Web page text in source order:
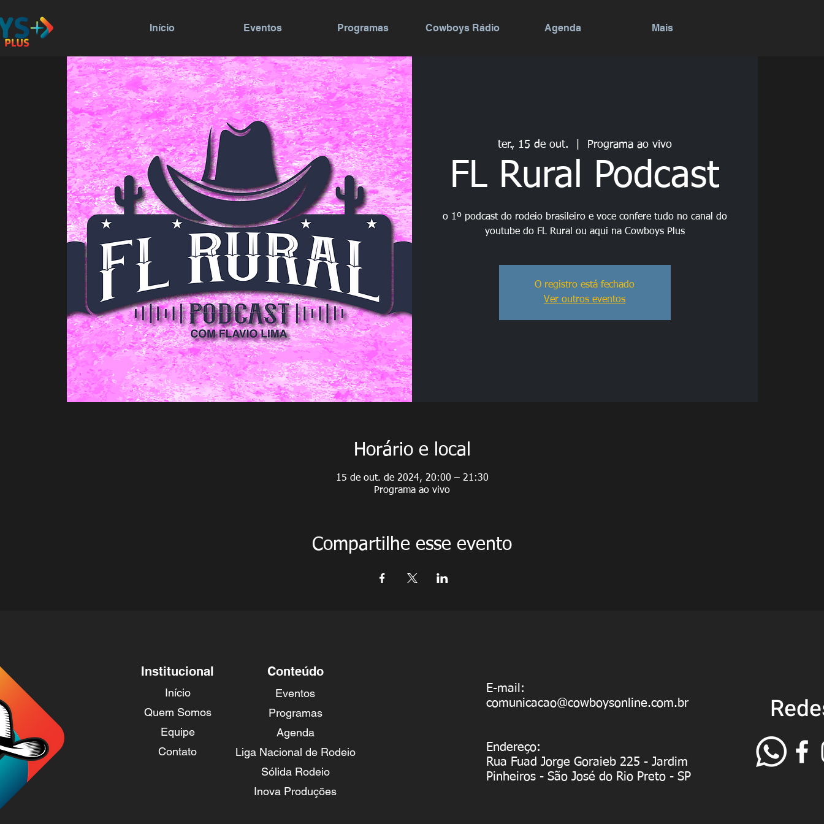
Início Eventos Programas Cowboys Rádio Agenda Mais
ter., 15 de out. Programa ao vivo
FL Rural Podcast
o 1º podcast do rodeio brasileiro e voce confere tudo no canal do
youtube do FL Rural ou aqui na Cowboys Plus
O registro está fechado
Ver outros eventos
Horário e local
15 de out. de 2024, 20:00 – 21:30
Programa ao vivo
Compartilhe esse evento
Institucional
Início
Quem Somos
Equipe
Contato
Conteúdo
Eventos
Programas
Agenda
Liga Nacional de Rodeio
Sólida Rodeio
Inova Produções
E-mail:
comunicacao@cowboysonline.com.br
Endereço:
Rua Fuad Jorge Goraieb 225 - Jardim
Pinheiros - São José do Rio Preto - SP